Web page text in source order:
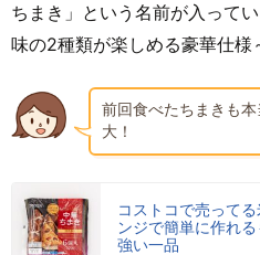
ちまき」という名前が入って
味の2種類が楽しめる豪華仕様
前回食べたちまきも
大！
コストコで売って
ンジで簡単に作れ
強い一品